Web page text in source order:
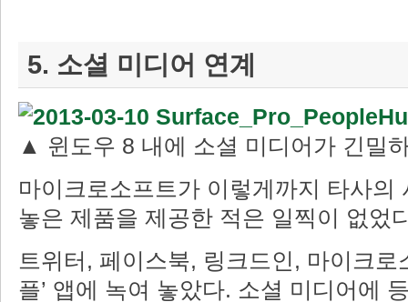
5. 소셜 미디어 연계
▲ 윈도우 8 내에 소셜 미디어가 긴밀
마이크로소프트가 이렇게까지 타사의
놓은 제품을 제공한 적은 일찍이 없었
트위터, 페이스북, 링크드인, 마이크로
플’ 앱에 녹여 놓았다. 소셜 미디어에